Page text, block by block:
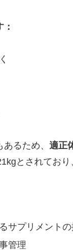
るため、 適正
とされてお
サプリメントの
管理